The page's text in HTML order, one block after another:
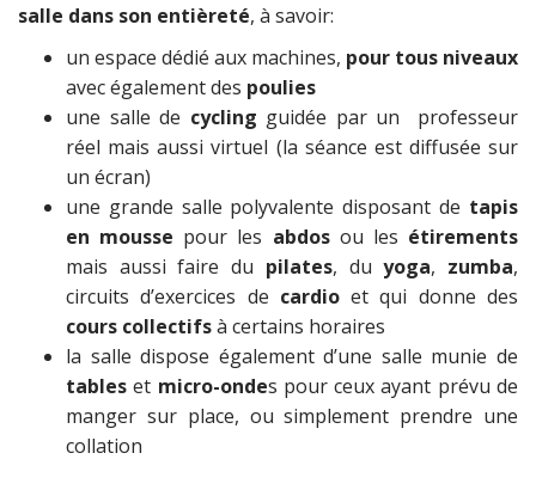
salle dans son entièreté, à savoir:
un espace dédié aux machines, pour tous niveaux
avec également des poulies
une salle de cycling guidée par un professeur
réel mais aussi virtuel (la séance est diffusée sur
un écran)
une grande salle polyvalente disposant de tapis
en mousse pour les abdos ou les étirements
mais aussi faire du pilates, duyoga, zumba,
circuits d’exercices de cardioet qui donne des
cours collectifsà certains horaires
la salle dispose également d’une salle munie de
tableset micro-ondes pour ceux ayant prévu de
manger sur place, ou simplement prendre une
collation